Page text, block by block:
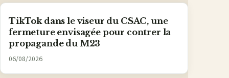
TikTok dans le viseur du CSAC, une
fermeture envisagée pour contrer la
propagande du M23
06/08/2026